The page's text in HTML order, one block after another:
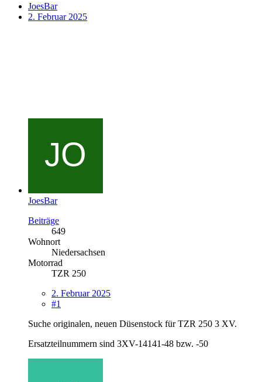
JoesBar
2. Februar 2025
JoesBar
Beiträge
649
Wohnort
Niedersachsen
Motorrad
TZR 250
2. Februar 2025
#1
Suche originalen, neuen Düsenstock für TZR 250 3 XV.
Ersatzteilnummern sind 3XV-14141-48 bzw. -50